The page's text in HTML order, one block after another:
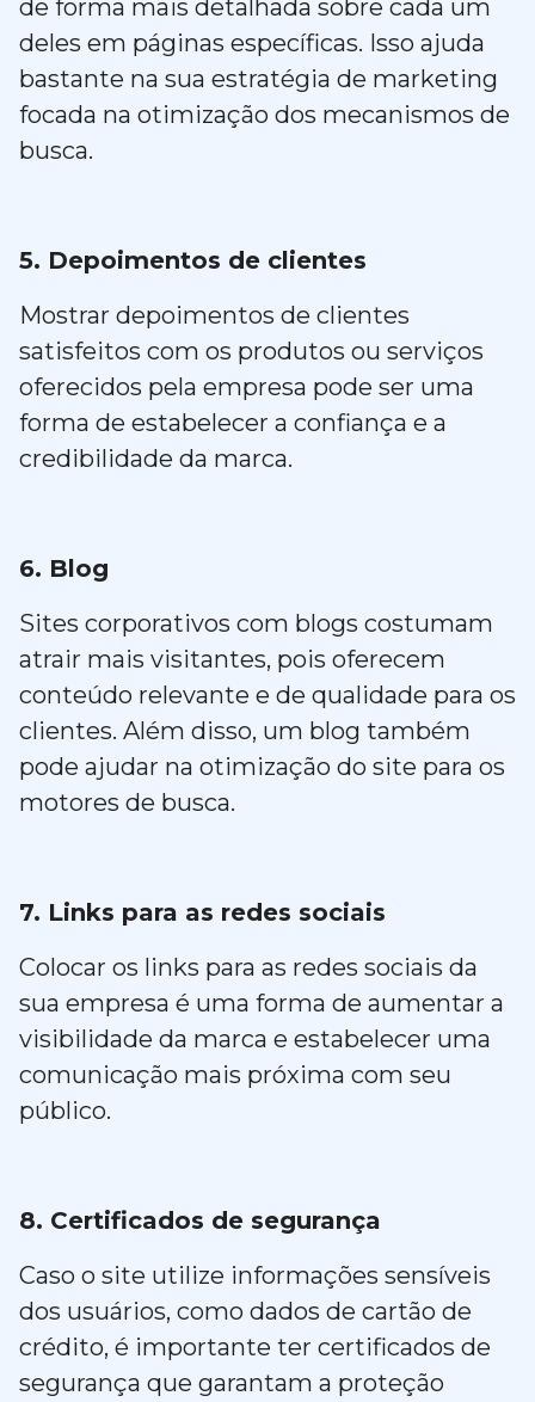
de forma mais detalhada sobre cada um
deles em páginas específicas. Isso ajuda
bastante na sua estratégia de marketing
focada na otimização dos mecanismos de
busca.
5. Depoimentos de clientes
Mostrar depoimentos de clientes
satisfeitos com os produtos ou serviços
oferecidos pela empresa pode ser uma
forma de estabelecer a confiança e a
credibilidade da marca.
6. Blog
Sites corporativos com blogs costumam
atrair mais visitantes, pois oferecem
conteúdo relevante e de qualidade para os
clientes. Além disso, um blog também
pode ajudar na otimização do site para os
motores de busca.
7. Links para as redes sociais
Colocar os links para as redes sociais da
sua empresa é uma forma de aumentar a
visibilidade da marca e estabelecer uma
comunicação mais próxima com seu
público.
8. Certificados de segurança
Caso o site utilize informações sensíveis
dos usuários, como dados de cartão de
crédito, é importante ter certificados de
segurança que garantam a proteção